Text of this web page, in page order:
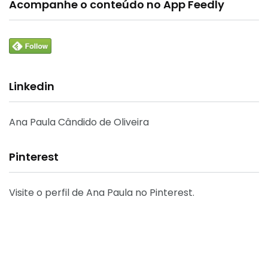
Acompanhe o conteúdo no App Feedly
Linkedin
Ana Paula Cândido de Oliveira
Pinterest
Visite o perfil de Ana Paula no Pinterest.